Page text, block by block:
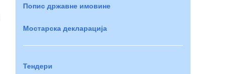
Попис државне имовине
Мостарска декларација
Тендери